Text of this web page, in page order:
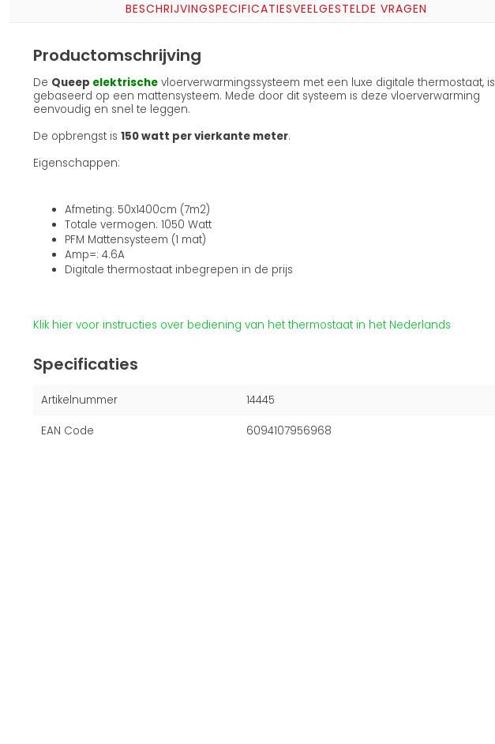
BESCHRIJVINGSPECIFICATIESVEELGESTELDE VRAGEN
Productomschrijving
De Queep elektrische vloerverwarmingssysteem met een luxe digitale thermostaat, is
gebaseerd op een mattensysteem. Mede door dit systeem is deze vloerverwarming
eenvoudig en snel te leggen.
De opbrengst is 150 watt per vierkante meter.
Eigenschappen:
Afmeting: 50x1400cm (7m2)
Totale vermogen: 1050 Watt
PFM Mattensysteem (1 mat)
Amp=: 4.6A
Digitale thermostaat inbegrepen in de prijs
Klik hier voor instructies over bediening van het thermostaat in het Nederlands
Specificaties
Artikelnummer 14445
EAN Code 6094107956968